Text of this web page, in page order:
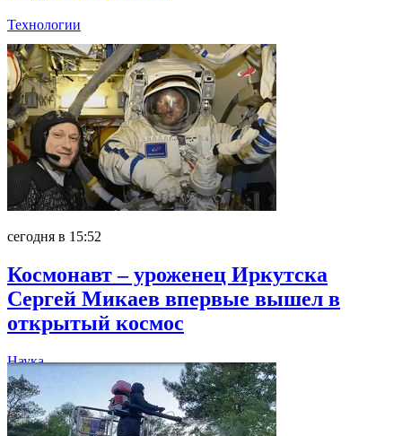
Технологии
сегодня в 15:52
Космонавт – уроженец Иркутска
Сергей Микаев впервые вышел в
открытый космос
Наука